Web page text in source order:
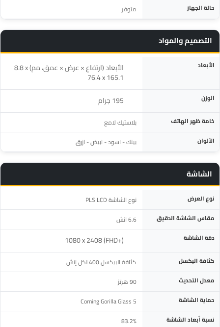
حالة الجهاز متوفر
التصميم والمواد
المواصفة
الأبعاد الأبعاد (ارتفاع × عرض × عمق، مم) ‎8.8 x
76.4 x 165.1‎
الوزن ‎195‎ جرام
خامة ظهر الهاتف بلاستيك لامع
الألوان بينك - اسود - ابيض - ازرق
الشاشة
المواصفة
نوع العرض نوع الشاشة PLS LCD
مقاس الشاشة الدقيق 6.6 انش
دقة الشاشة ‎1080 x 2408 (FHD+)‎
كثافة البكسل كثافة البيكسل 400 لكل إنش
معدل التحديث 90 هرتز
حماية الشاشة Corning Gorilla Glass 5
نسبة أبعاد الشاشة 83.2%